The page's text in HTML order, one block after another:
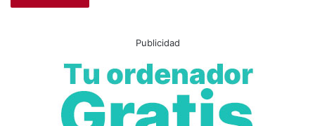
Publicidad